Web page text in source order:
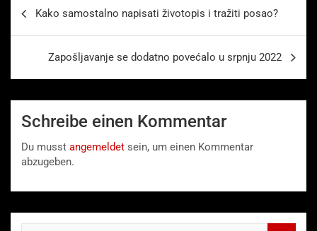
Kako samostalno napisati životopis i tražiti posao?
Zapošljavanje se dodatno povećalo u srpnju 2022
Schreibe einen Kommentar
Du musst angemeldet sein, um einen Kommentar
abzugeben.